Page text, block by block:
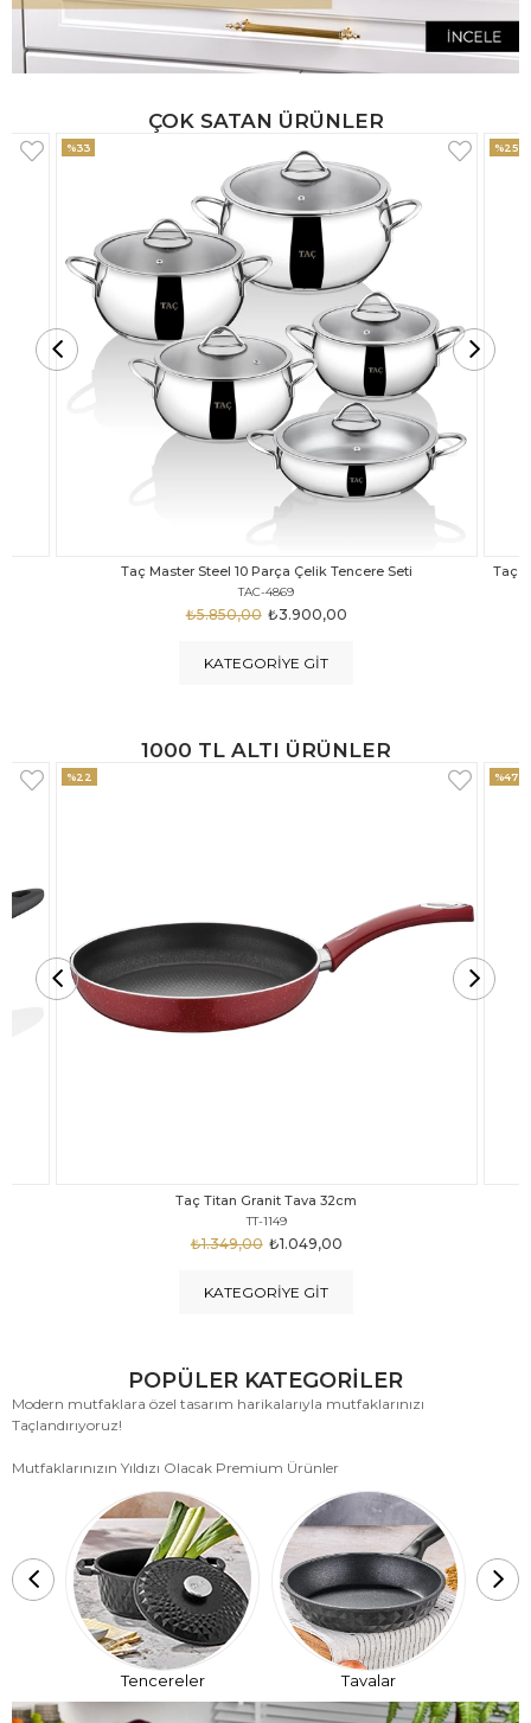
ÇOK SATAN ÜRÜNLER
Taç Carabella Döküm Cam Kapak 7 Parça Tencere Seti Siyah
TAC-3817
₺3.250,00
₺4.350,00
%25 %33
KATEGORIYE GIT
1000 TL ALTI ÜRÜNLER
Taç Titan Granit Tava 30cm
TT-1148
₺999,00
₺1.875,00
%47 %18
KATEGORIYE GIT
POPÜLER KATEGORİLER
Modern mutfaklara özel tasarım harikalarıyla mutfaklarınızı
Taçlandırıyoruz!
Mutfaklarınızın Yıldızı Olacak Premium Ürünler
Tencereler Tavalar